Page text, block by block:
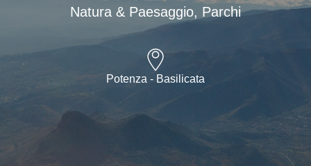
Natura & Paesaggio, Parchi
Potenza - Basilicata